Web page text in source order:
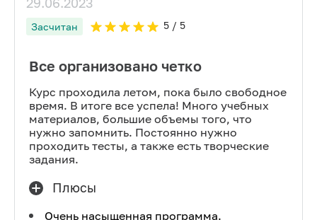
Засчитан 5/ 5
Все организовано четко
Курс проходила летом, пока было свободное
время. В итоге все успела! Много учебных
материалов, большие объемы того, что
нужно запомнить. Постоянно нужно
проходить тесты, а также есть творческие
задания.
Плюсы
Очень насыщенная программа.